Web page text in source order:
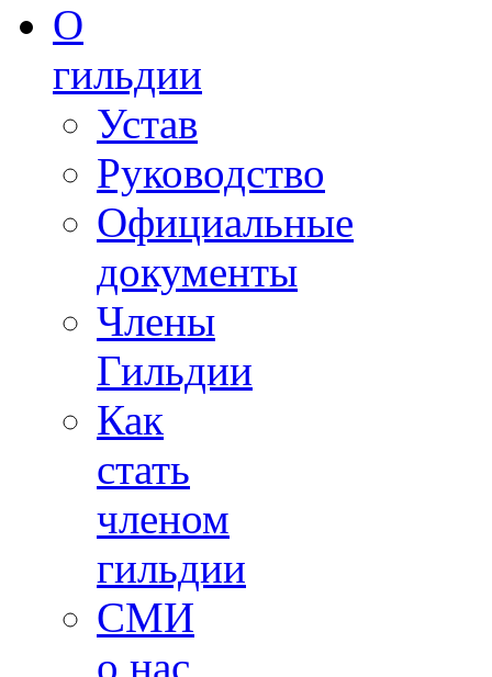
О
гильдии
Устав
Руководство
Официальные
документы
Члены
Гильдии
Как
стать
членом
гильдии
СМИ
о нас